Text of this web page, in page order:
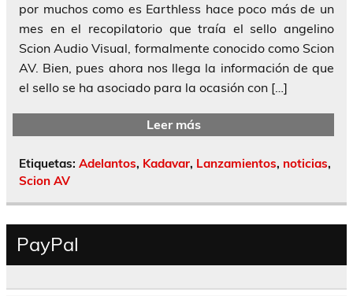
por muchos como es Earthless hace poco más de un
mes en el recopilatorio que traía el sello angelino
Scion Audio Visual, formalmente conocido como Scion
AV. Bien, pues ahora nos llega la información de que
el sello se ha asociado para la ocasión con […]
Leer más
Etiquetas: Adelantos, Kadavar, Lanzamientos, noticias,
Scion AV
PayPal